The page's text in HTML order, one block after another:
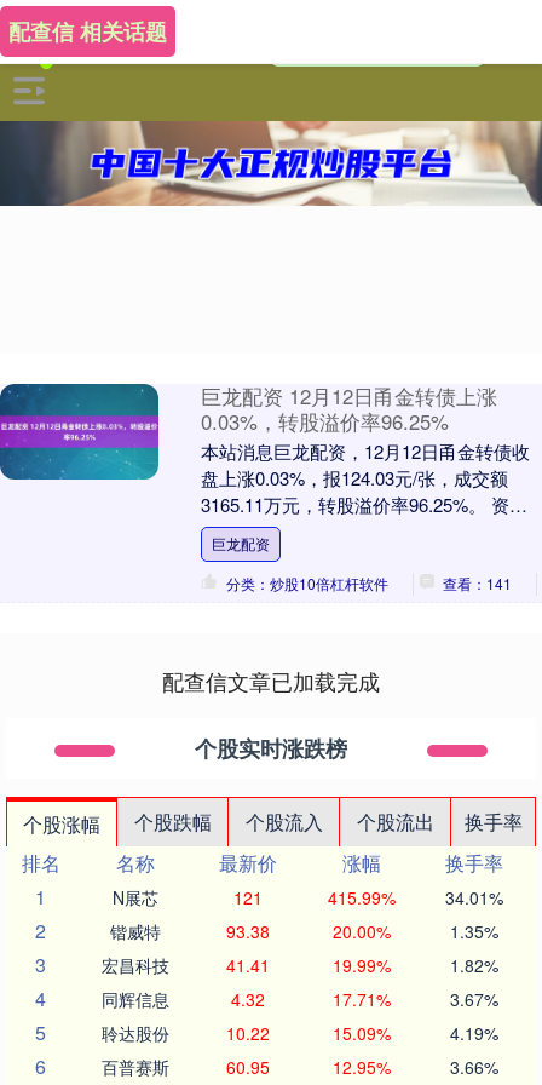
配查信 相关话题
巨龙配资 12月12日甬金转债上涨
0.03%，转股溢价率96.25%
本站消息巨龙配资，12月12日甬金转债收
盘上涨0.03%，报124.03元/张，成交额
3165.11万元，转股溢价率96.25%。 资料
显示，甬金转债信用级别为....
巨龙配资
分类：炒股10倍杠杆软件
查看：141
配查信文章已加载完成
个股实时涨跌榜
个股涨幅 个股跌幅 个股流入 个股流出
换手率
排名
名称 最新价 涨幅
换手率
1
N展芯 121 415.99% 34.01%
2 锴威特 93.38 20.00% 1.35%
3 宏昌科技 41.41 19.99% 1.82%
4 同辉信息 4.32 17.71% 3.67%
5 聆达股份 10.22 15.09% 4.19%
6 百普赛斯 60.95 12.95% 3.66%